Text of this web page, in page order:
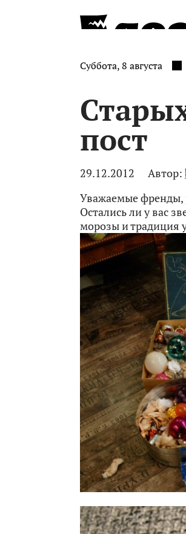
Суббота, 8 августа
пост
29.12.2012 Автор:
Уважаемые френды,
Остались ли у вас
морозы и традиция